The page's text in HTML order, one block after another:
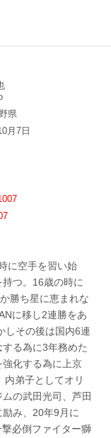
県
月7日
に空手を習い始
つ。16歳の時に
勝ち星に恵まれな
に移し2連勝をあ
しその後は国内6連
る為に3年務めた
化する為に上京
内弟子としてオリ
の武田光司、芦田
み、20年9月に
必倒ファイター獅